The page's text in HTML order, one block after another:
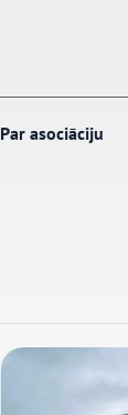
Par asociāciju